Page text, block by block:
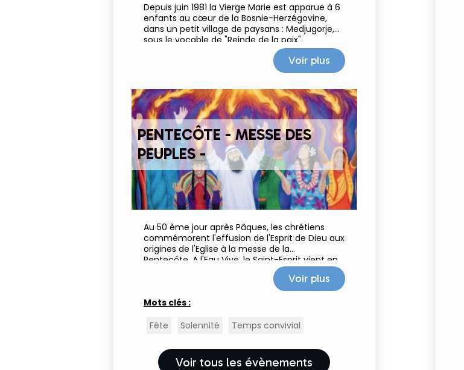
Depuis juin 1981 la Vierge Marie est apparue à 6
enfants au cœur de la Bosnie-Herzégovine,
dans un petit village de paysans : Medjugorje,
sous le vocable de "Reinde de la paix".
Voir plus
PENTECÔTE - MESSE DES
PEUPLES -
Au 50 ème jour après Pâques, les chrétiens
commémorent l'effusion de l'Esprit de Dieu aux
origines de l'Eglise à la messe de la
Pentecôte. A l'Eau Vive, le Saint-Esprit vient en
profusion et pour tous les peuples 🌿🌎🔥 ! En
Voir plus
Mots clés :
Fête
Solennité Temps convivial
Voir tous les évènements